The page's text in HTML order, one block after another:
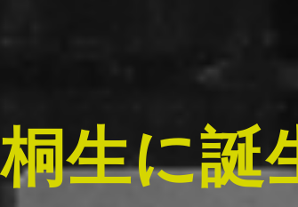
桐生に誕